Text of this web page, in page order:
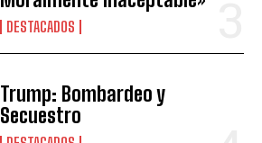
DESTACADOS
Trump: Bombardeo y
Secuestro